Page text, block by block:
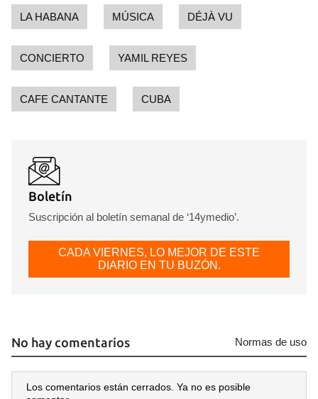
LA HABANA MÚSICA DÉJÀ VU
CONCIERTO YAMIL REYES
CAFE CANTANTE CUBA
Boletín
Suscripción al boletín semanal de ‘14ymedio’.
CADA VIERNES, LO MEJOR DE ESTE
DIARIO EN TU BUZÓN.
No hay comentarios Normas de uso
Los comentarios están cerrados. Ya no es posible